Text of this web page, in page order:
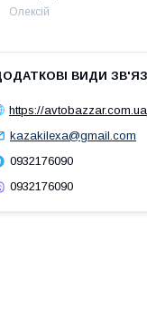
Олексій
https://avtobazzar.com.ua
kazakilexa@gmail.com
0932176090
0932176090